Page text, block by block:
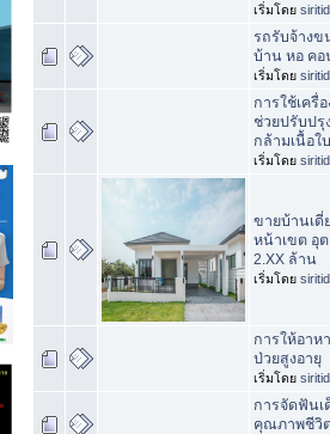
เริ่มโดย
รถรับจ้างข
บ้าน หอ คอ
เริ่มโดย
การใช้เครื่
ช่วยปรับปรุ
กล้ามเนื้อใ
เริ่มโดย
ขายบ้านเดี่
หน้าเขต อุ
2.XX ล้าน
เริ่มโดย
การให้อาห
ป่วยสูงอายุ
เริ่มโดย
การจัดฟันเ
คุณภาพชีวิ